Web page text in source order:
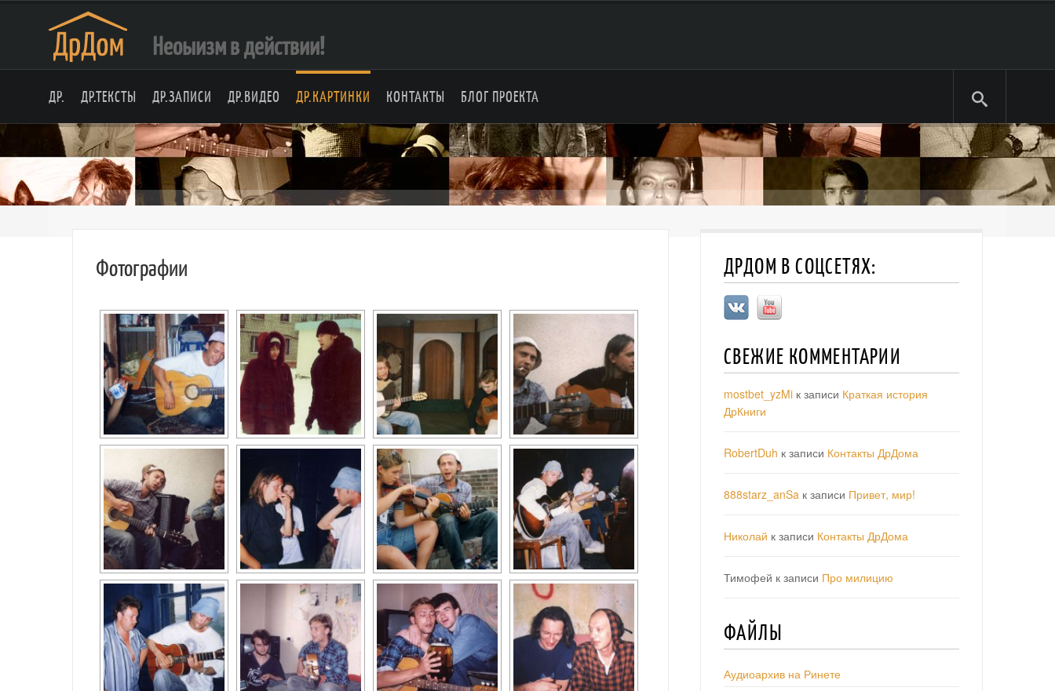
Неоыизм в действии!
ДР. ДР.ТЕКСТЫ ДР.ЗАПИСИ ДР.ВИДЕО ДР.КАРТИНКИ КОНТАКТЫ БЛОГ ПРОЕКТА
Фотографии ДРДОМ В СОЦСЕТЯХ:
СВЕЖИЕ КОММЕНТАРИИ
mostbet_yzMi к записи Краткая история
ДрКниги
RobertDuh к записи Контакты ДрДома
888starz_anSa к записи Привет, мир!
Николай к записи Контакты ДрДома
Тимофей к записи Про милицию
ФАЙЛЫ
Аудиоархив на Ринете